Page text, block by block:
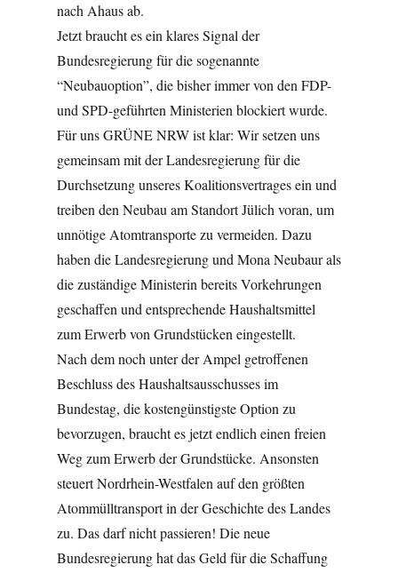
nach Ahaus ab.
Jetzt braucht es ein klares Signal der
Bundesregierung für die sogenannte
“Neubauoption”, die bisher immer von den FDP-
und SPD-geführten Ministerien blockiert wurde.
Für uns GRÜNE NRW ist klar: Wir setzen uns
gemeinsam mit der Landesregierung für die
Durchsetzung unseres Koalitionsvertrages ein und
treiben den Neubau am Standort Jülich voran, um
unnötige Atomtransporte zu vermeiden. Dazu
haben die Landesregierung und Mona Neubaur als
die zuständige Ministerin bereits Vorkehrungen
geschaffen und entsprechende Haushaltsmittel
zum Erwerb von Grundstücken eingestellt.
Nach dem noch unter der Ampel getroffenen
Beschluss des Haushaltsausschusses im
Bundestag, die kostengünstigste Option zu
bevorzugen, braucht es jetzt endlich einen freien
Weg zum Erwerb der Grundstücke. Ansonsten
steuert Nordrhein-Westfalen auf den größten
Atommülltransport in der Geschichte des Landes
zu. Das darf nicht passieren! Die neue
Bundesregierung hat das Geld für die Schaffung